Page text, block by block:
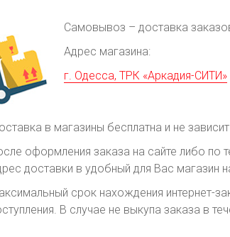
Самовывоз – доставка
Адрес магазина:
г. Одесса, ТРК «Аркадия-СИТИ»
в магазины бесплатна и не
оформления заказа на сайте либо по
доставки в удобный для Вас магазин
срок нахождения интернет-
В случае не выкупа заказа в